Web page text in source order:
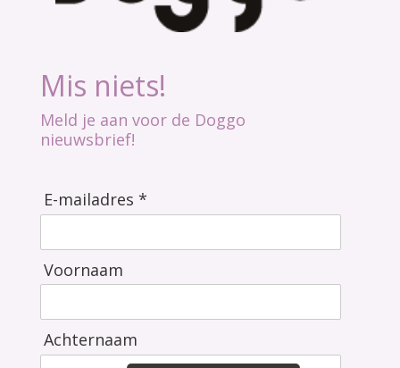
Mis niets!
Meld je aan voor de Doggo
nieuwsbrief!
E-mailadres *
Voornaam
Achternaam